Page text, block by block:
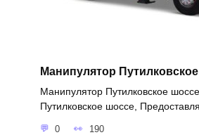
Манипулятор
Манипулятор Путилковское
Путилковское шоссе,
0 190